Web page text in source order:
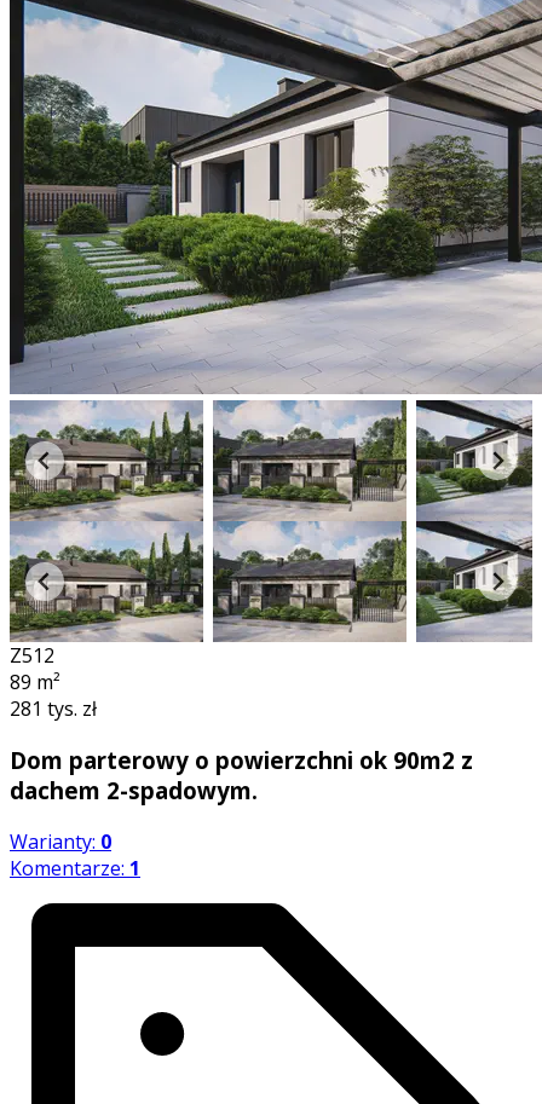
Z512
89 m²
281 tys. zł
Dom parterowy o powierzchni ok 90m2 z
dachem 2-spadowym.
Warianty: 0
Komentarze: 1